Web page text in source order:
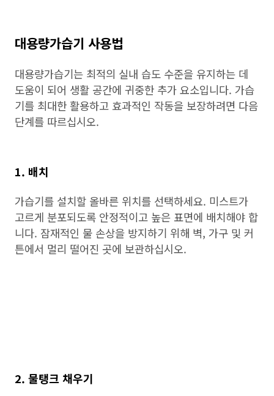
대용량가습기 사용법
대용량가습기는 최적의 실내 습도 수준을 유지하는 데
도움이 되어 생활 공간에 귀중한 추가 요소입니다. 가습
기를 최대한 활용하고 효과적인 작동을 보장하려면 다음
단계를 따르십시오.
1. 배치
가습기를 설치할 올바른 위치를 선택하세요. 미스트가
고르게 분포되도록 안정적이고 높은 표면에 배치해야 합
니다. 잠재적인 물 손상을 방지하기 위해 벽, 가구 및 커
튼에서 멀리 떨어진 곳에 보관하십시오.
2. 물탱크 채우기